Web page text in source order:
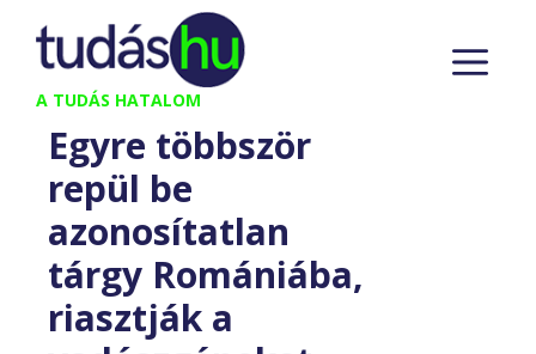
Kilépés
tartalomba
A TUDÁS HATALOM
Egyre többször
repül be
azonosítatlan
tárgy Romániába,
riasztják a